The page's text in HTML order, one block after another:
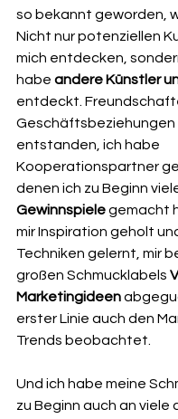
so bekannt geworden,
Nicht nur potenziellen
mich entdecken,
habe andere Künstler
entdeckt.
Geschäftsbeziehungen
entstanden, ich habe
Kooperationspartner
denen ich zu Beginn
Gewinnspiele gemacht
mir Inspiration geholt
Techniken gelernt, mir
großen Schmucklabels
Marketingideen
erster Linie auch den
Trends beobachtet.
Und ich habe meine
zu Beginn auch an viele